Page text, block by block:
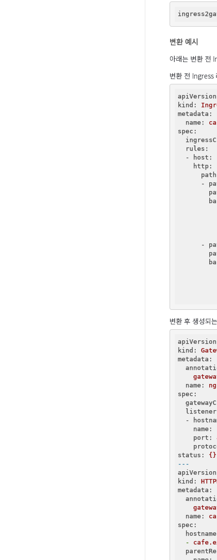
변환 예시
아래는 변환 전
변환 전 Ingress
kind:
metadata:
  name:
spec:
  rules:
  - host:
    http:
-
-
변환 후 생성되
kind:
metadata:
  name:
spec:
-
    name:
    port:
status:
{}
---
kind:
metadata:
  name:
spec:
  -